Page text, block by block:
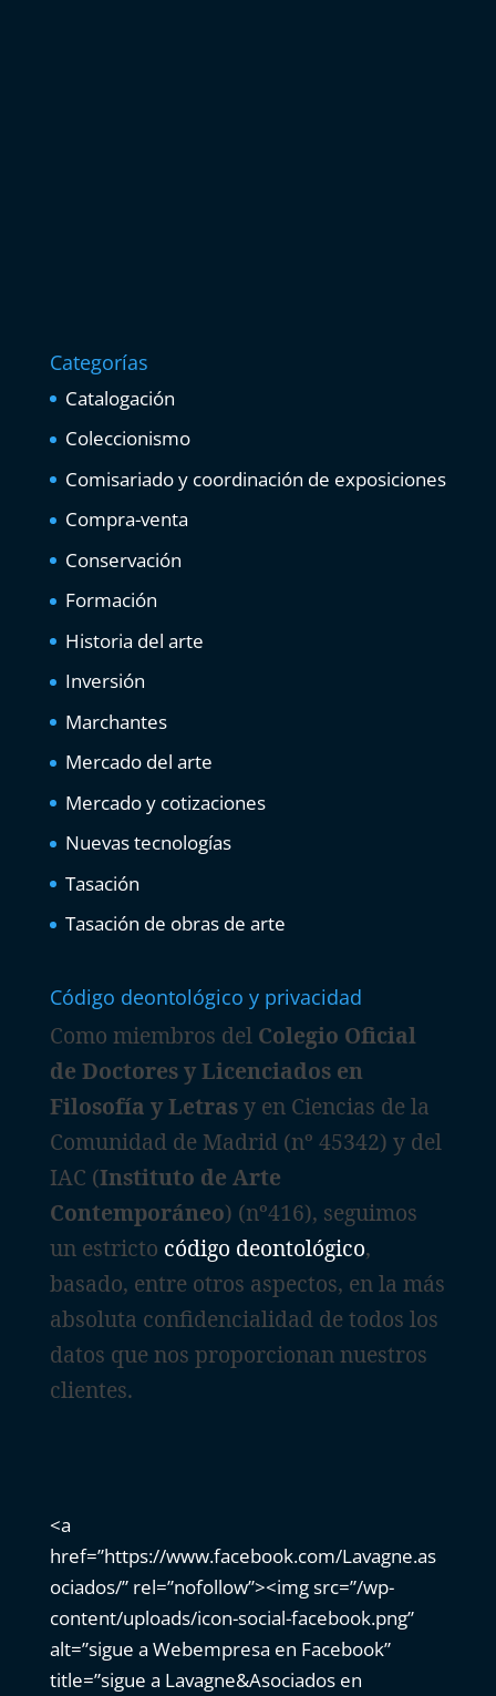
Categorías
Catalogación
Coleccionismo
Comisariado y coordinación de exposiciones
Compra-venta
Conservación
Formación
Historia del arte
Inversión
Marchantes
Mercado del arte
Mercado y cotizaciones
Nuevas tecnologías
Tasación
Tasación de obras de arte
Código deontológico y privacidad
Como miembros delColegio Oficial
de Doctores y Licenciados en
Filosofía y Letrasy en Ciencias de la
Comunidad de Madrid (nº 45342) y del
IAC (Instituto de Arte
Contemporáneo) (nº416), seguimos
un estricto código deontológico,
basado, entre otros aspectos, en la más
absoluta confidencialidad de todos los
datos que nos proporcionan nuestros
clientes.
<a
href=”https://www.facebook.com/Lavagne.as
ociados/” rel=”nofollow”><img src=”/wp-
content/uploads/icon-social-facebook.png”
alt=”sigue a Webempresa en Facebook”
title=”sigue a Lavagne&Asociados en